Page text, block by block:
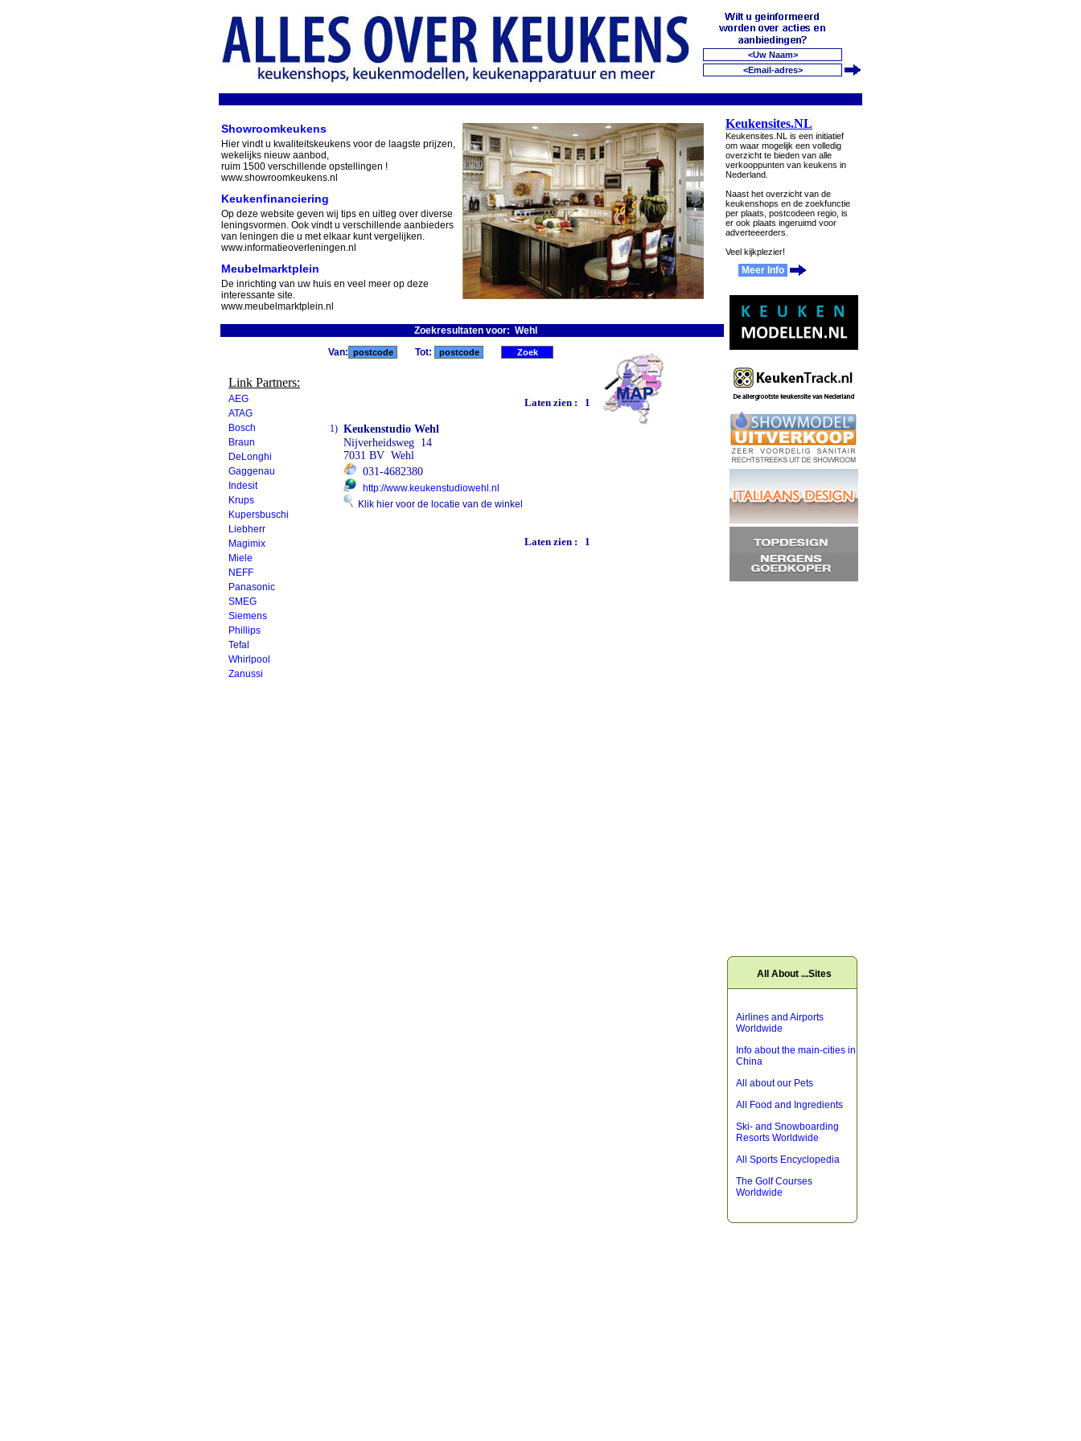
Showroomkeukens
Hier vindt u kwaliteitskeukens voor de laagste prijzen,
wekelijks nieuw aanbod,
ruim 1500 verschillende opstellingen !
www.showroomkeukens.nl
Keukenfinanciering
Op deze website geven wij tips en uitleg over diverse
leningsvormen. Ook vindt u verschillende aanbieders
van leningen die u met elkaar kunt vergelijken.
www.informatieoverleningen.nl
Meubelmarktplein
De inrichting van uw huis en veel meer op deze
interessante site.
www.meubelmarktplein.nl
Zoekresultaten voor: Wehl
Link Partners:
AEG
ATAG
Bosch
Braun
DeLonghi
Gaggenau
Indesit
Krups
Kupersbuschi
Liebherr
Magimix
Miele
NEFF
Panasonic
SMEG
Siemens
Phillips
Tefal
Whirlpool
Zanussi
Van: Tot:
Laten zien : 1
1) Keukenstudio Wehl
Nijverheidsweg 14
7031 BV Wehl
031-4682380
http://www.keukenstudiowehl.nl
Klik hier voor de locatie van de winkel
Laten zien : 1
Keukensites.NL
Keukensites.NL is een initiatief
om waar mogelijk een volledig
overzicht te bieden van alle
verkooppunten van keukens in
Nederland.
Naast het overzicht van de
keukenshops en de zoekfunctie
per plaats, postcodeen regio, is
er ook plaats ingeruimd voor
adverteeerders.
Veel kijkplezier!
Meer Info
All About ...Sites
Airlines and Airports
Worldwide
Info about the main-cities in
China
All about our Pets
All Food and Ingredients
Ski- and Snowboarding
Resorts Worldwide
All Sports Encyclopedia
The Golf Courses
Worldwide